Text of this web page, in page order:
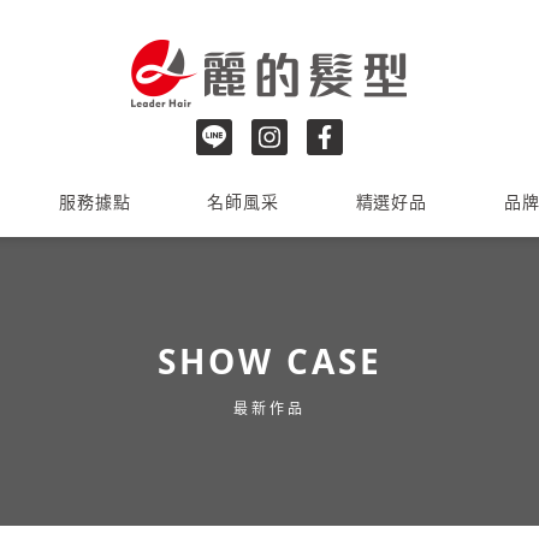
服務據點 名師風采 精選好品 品
SHOW CASE
最新作品